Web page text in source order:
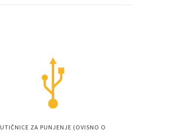
UTIČNICE ZA PUNJENJE (OVISNO O